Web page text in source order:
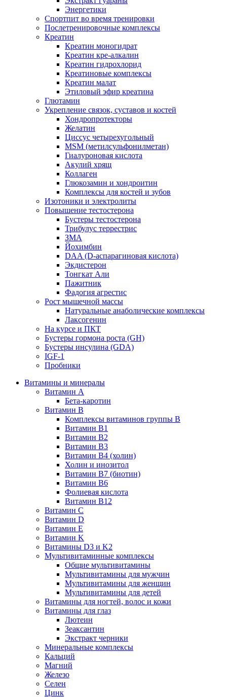
Энергетики
Спортпит во время тренировки
Послетренировочные комплексы
Креатин
Креатин моногидрат
Креатин кре-алкалин
Креатин гидрохлорид
Креатиновые комплексы
Креатин малат
Этиловый эфир креатина
Глютамин
Укрепление связок, суставов и костей
Хондропротекторы
Желатин
Циссус четырехугольный
MSM (метилсульфонилметан)
Гиалуроновая кислота
Акулий хрящ
Коллаген
Глюкозамин и хондроитин
Комплексы для костей и зубов
Изотоники и электролиты
Повышение тестостерона
Бустеры тестостерона
Трибулус террестрис
ЗМА
Йохимбин
DAA (D-аспарагиновая кислота)
Экдистерон
Тонгкат Али
Пажитник
Фадогия агрестис
Рост мышечной массы
Натуральные анаболические комплексы
Лаксогенин
На курсе и ПКТ
Бустеры гормона роста (GH)
Бустеры инсулина (GDA)
IGF-1
Пробники
Витамины и минералы
Витамин A
Бета-каротин
Витамин B
Комплексы витаминов группы B
Витамин B1
Витамин B2
Витамин B3
Витамин B4 (холин)
Холин и инозитол
Витамин B7 (биотин)
Витамин B6
Фолиевая кислота
Витамин B12
Витамин C
Витамин D
Витамин E
Витамин K
Витамины D3 и K2
Мультивитаминные комплексы
Общие мультивитамины
Мультивитамины для мужчин
Мультивитамины для женщин
Мультивитамины для детей
Витамины для ногтей, волос и кожи
Витамины для глаз
Лютеин
Зеаксантин
Экстракт черники
Минеральные комплексы
Кальций
Магний
Железо
Селен
Цинк